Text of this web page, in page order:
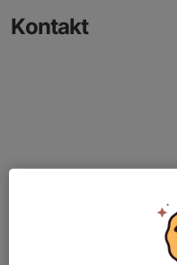
Kontakt